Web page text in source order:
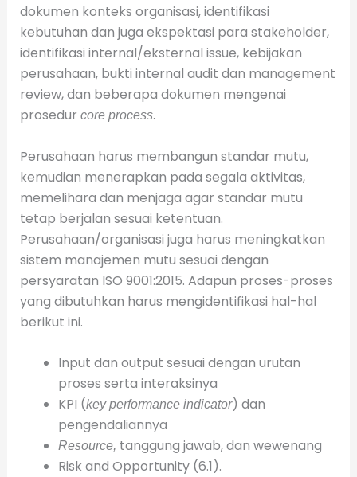
dokumen konteks organisasi, identifikasi
kebutuhan dan juga ekspektasi para stakeholder,
identifikasi internal/eksternal issue, kebijakan
perusahaan, bukti internal audit dan management
review, dan beberapa dokumen mengenai
prosedur core process.
Perusahaan harus membangun standar mutu,
kemudian menerapkan pada segala aktivitas,
memelihara dan menjaga agar standar mutu
tetap berjalan sesuai ketentuan.
Perusahaan/organisasi juga harus meningkatkan
sistem manajemen mutu sesuai dengan
persyaratan ISO 9001:2015. Adapun proses-proses
yang dibutuhkan harus mengidentifikasi hal-hal
berikut ini.
Input dan output sesuai dengan urutan
proses serta interaksinya
KPI (key performance indicator) dan
pengendaliannya
Resource, tanggung jawab, dan wewenang
Risk and Opportunity (6.1).